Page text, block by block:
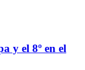
y el 8º en el